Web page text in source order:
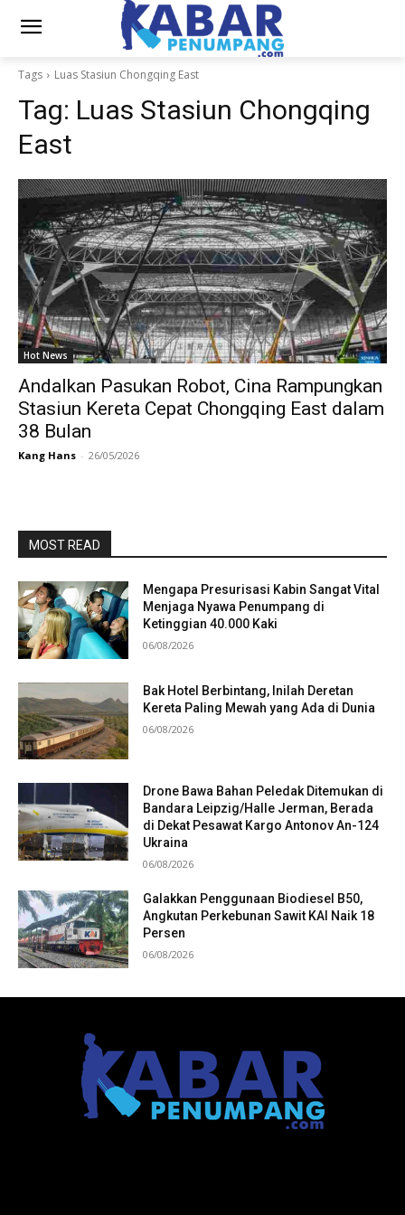
Tags Luas Stasiun Chongqing East
Tag: Luas Stasiun Chongqing
East
Hot News
Andalkan Pasukan Robot, Cina Rampungkan
Stasiun Kereta Cepat Chongqing East dalam
38 Bulan
Kang Hans - 26/05/2026
MOST READ
Mengapa Presurisasi Kabin Sangat Vital
Menjaga Nyawa Penumpang di
Ketinggian 40.000 Kaki
06/08/2026
Bak Hotel Berbintang, Inilah Deretan
Kereta Paling Mewah yang Ada di Dunia
06/08/2026
Drone Bawa Bahan Peledak Ditemukan di
Bandara Leipzig/Halle Jerman, Berada
di Dekat Pesawat Kargo Antonov An-124
Ukraina
06/08/2026
Galakkan Penggunaan Biodiesel B50,
Angkutan Perkebunan Sawit KAI Naik 18
Persen
06/08/2026